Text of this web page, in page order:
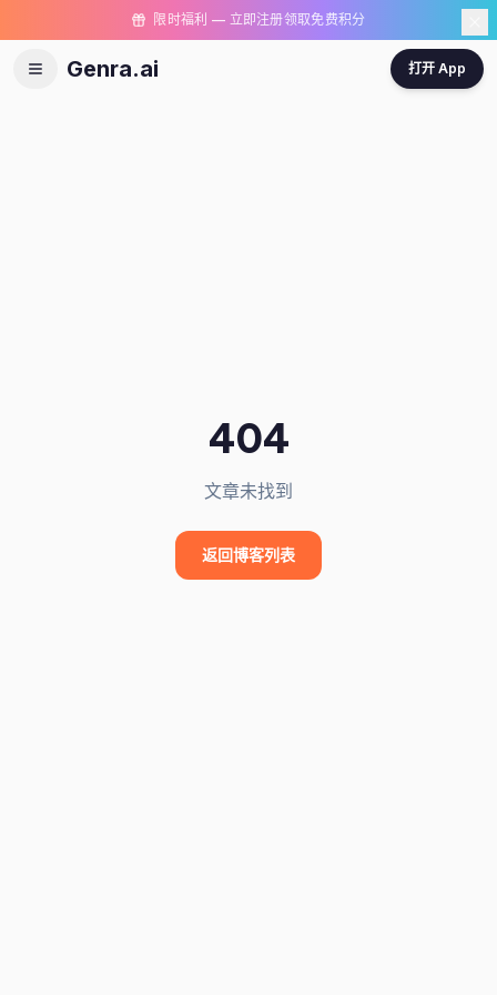
限时福利 — 立即注册领取免费积分
Genra.ai 打开 App
404
文章未找到
返回博客列表